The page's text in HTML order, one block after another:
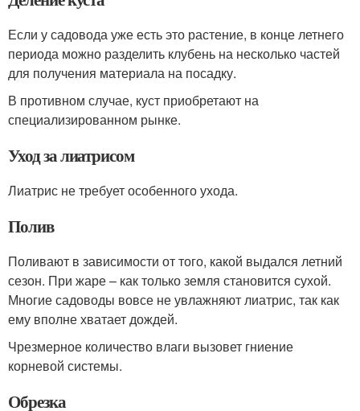
Если у садовода уже есть это растение, в конце летнего
периода можно разделить клубень на несколько частей
для получения материала на посадку.
В противном случае, куст приобретают на
специализированном рынке.
Уход за лиатрисом
Лиатрис не требует особенного ухода.
Полив
Поливают в зависимости от того, какой выдался летний
сезон. При жаре – как только земля становится сухой.
Многие садоводы вовсе не увлажняют лиатрис, так как
ему вполне хватает дождей.
Чрезмерное количество влаги вызовет гниение
корневой системы.
Обрезка